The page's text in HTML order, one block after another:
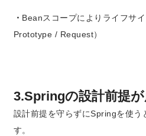
・ Beanスコープによりライフサ
Prototype / Request）
3.Springの設計前提
設計前提を守らずにSpringを使う
す。